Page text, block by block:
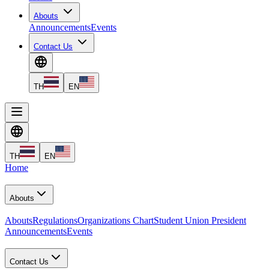
Abouts
AnnouncementsEvents
Contact Us
TH EN
TH EN
Home
Abouts
AboutsRegulationsOrganizations ChartStudent Union President
AnnouncementsEvents
Contact Us